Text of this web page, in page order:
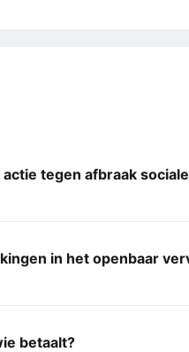
tegen afbraak
in het openbaar
betaalt?